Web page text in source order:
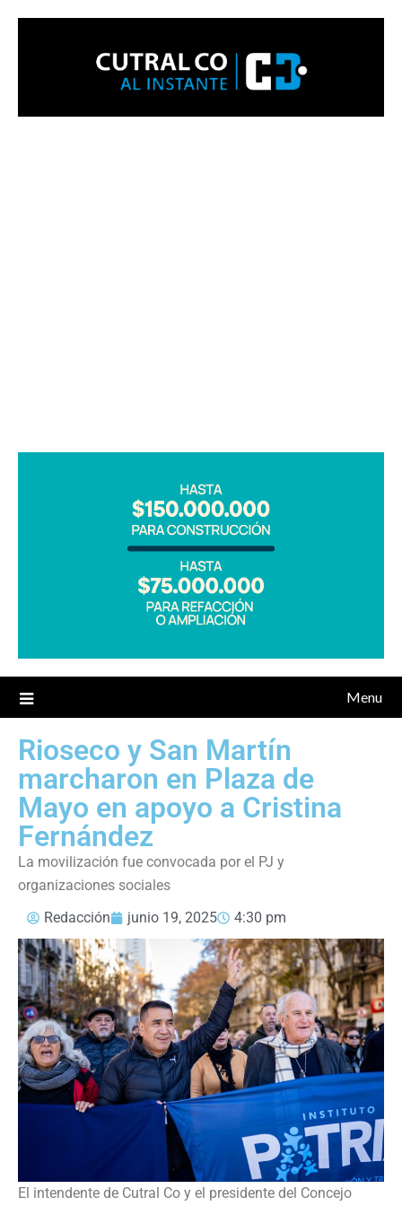
Menu
Rioseco y San Martín
marcharon en Plaza de
Mayo en apoyo a Cristina
Fernández
La movilización fue convocada por el PJ y
organizaciones sociales
Redacción
junio 19, 2025 4:30 pm
El intendente de Cutral Co y el presidente del Concejo